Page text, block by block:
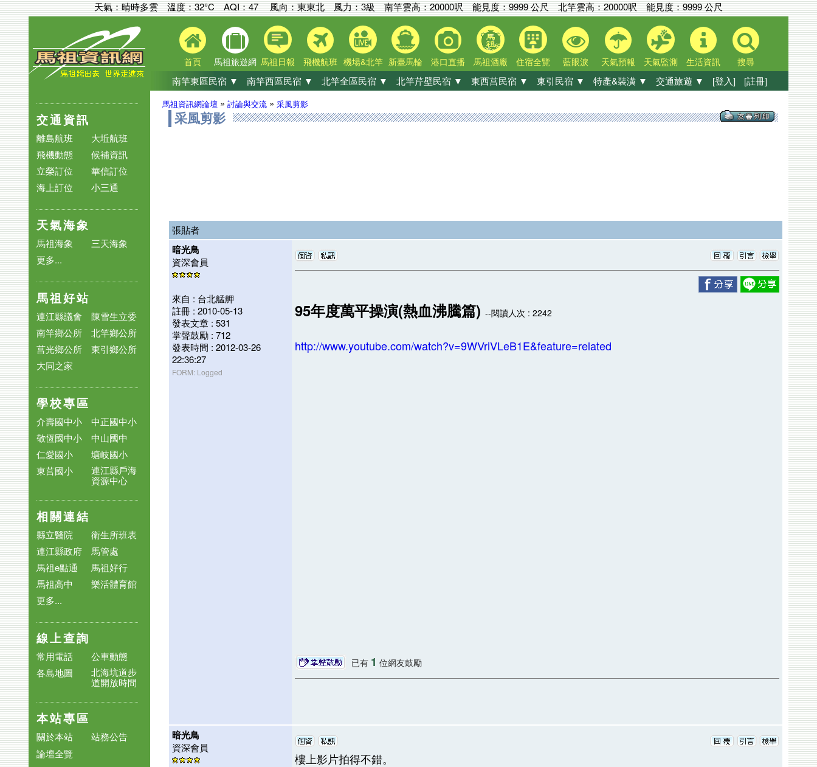
天氣：晴時多雲 溫度：32°CAQI：47 風向：東東北 風力：3級南竿雲高：20000呎能見度：9999 公尺北竿雲高：20000呎能見度：9999 公尺
首頁 馬祖旅遊網 馬祖日報 飛機航班 機場&北竿 新臺馬輪 港口直播 馬祖酒廠 住宿全覽 藍眼淚 天氣預報 天氣監測 生活資訊 搜尋
南竿東區民宿 ▼ 南竿西區民宿 ▼ 北竿全區民宿 ▼ 北竿芹壁民宿 ▼ 東西莒民宿 ▼ 東引民宿 ▼ 特產&裝潢 ▼ 交通旅遊 ▼ [登入] [註冊]
交通資訊
離島航班
大坵航班
飛機動態
候補資訊
立榮訂位
華信訂位
海上訂位
小三通
天氣海象
馬祖海象
三天海象
更多...
馬祖好站
連江縣議會
陳雪生立委
南竿鄉公所
北竿鄉公所
莒光鄉公所
東引鄉公所
大同之家
學校專區
介壽國中小
中正國中小
敬恆國中小
中山國中
仁愛國小
塘岐國小
東莒國小
連江縣戶海
資源中心
相關連結
縣立醫院
衛生所班表
連江縣政府
馬管處
馬祖e點通
馬祖好行
馬祖高中
樂活體育館
更多...
線上查詢
常用電話
公車動態
各島地圖
北海坑道步
道開放時間
本站專區
關於本站
站務公告
論壇全覽
馬祖資訊網論壇 » 討論與交流 » 采風剪影
采風剪影
張貼者
暗光鳥
資深會員
來自 : 台北艋舺
註冊 : 2010-05-13
發表文章 : 531
掌聲鼓勵 : 712
發表時間 : 2012-03-26
22:36:27
FORM: Logged
95年度萬平操演(熱血沸騰篇) --閱讀人次 : 2242
http://www.youtube.com/watch?v=9WVriVLeB1E&feature=related
已有 1 位網友鼓勵
暗光鳥
資深會員
樓上影片拍得不錯。